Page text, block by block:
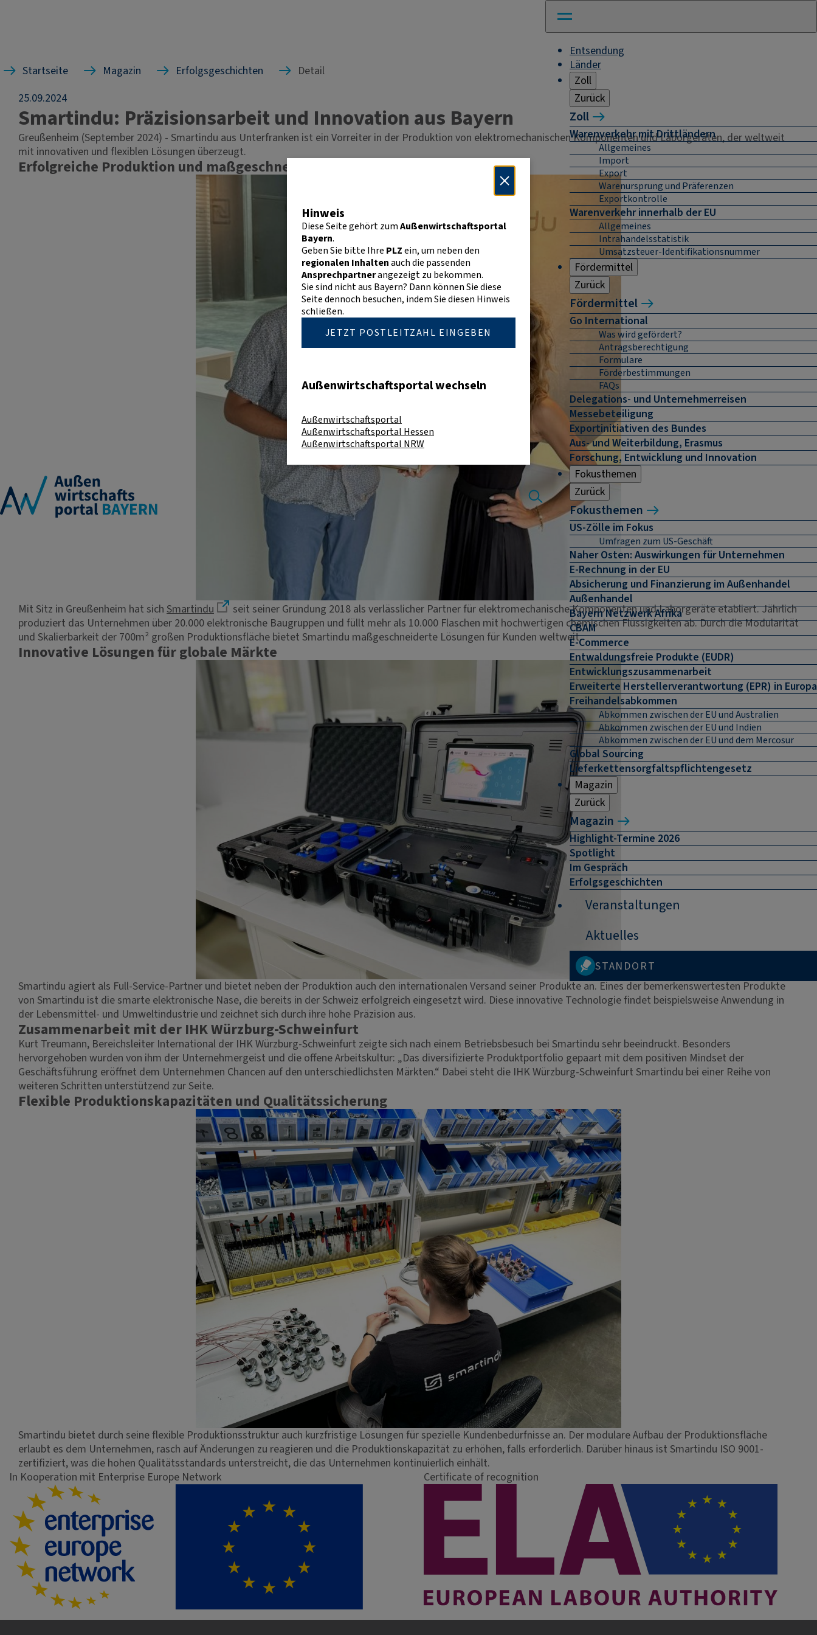
Entsendung
Länder
Zoll
Zurück
Zoll
Warenverkehr mit Drittländern
Allgemeines
Import
Export
Warenursprung und Präferenzen
Exportkontrolle
Warenverkehr innerhalb der EU
Allgemeines
Intrahandelsstatistik
Umsatzsteuer-Identifikationsnummer
Fördermittel
Zurück
Fördermittel
Go International
Was wird gefördert?
Antragsberechtigung
Formulare
Förderbestimmungen
FAQs
Delegations- und Unternehmerreisen
Messebeteiligung
Exportinitiativen des Bundes
Aus- und Weiterbildung, Erasmus
Forschung, Entwicklung und Innovation
Fokusthemen
Zurück
Fokusthemen
US-Zölle im Fokus
Umfragen zum US-Geschäft
Naher Osten: Auswirkungen für Unternehmen
E-Rechnung in der EU
Absicherung und Finanzierung im Außenhandel
Außenhandel
Bayern Netzwerk Afrika
CBAM
E-Commerce
Entwaldungsfreie Produkte (EUDR)
Entwicklungszusammenarbeit
Erweiterte Herstellerverantwortung (EPR) in Europa
Freihandelsabkommen
Abkommen zwischen der EU und Australien
Abkommen zwischen der EU und Indien
Abkommen zwischen der EU und dem Mercosur
Global Sourcing
Lieferkettensorgfaltspflichtengesetz
Magazin
Zurück
Magazin
Highlight-Termine 2026
Spotlight
Im Gespräch
Erfolgsgeschichten
Veranstaltungen
Aktuelles
STANDORT
Startseite Magazin Erfolgsgeschichten
Detail
25.09.2024
Smartindu: Präzisionsarbeit und Innovation aus Bayern
Greußenheim (September 2024) - Smartindu aus Unterfranken ist ein Vorreiter in der Produktion von elektromechanischen Komponenten und Laborgeräten, der weltweit
mit innovativen und flexiblen Lösungen überzeugt.
Erfolgreiche Produktion und maßgeschneiderte Lösungen
Mit Sitz in Greußenheim hat sich Smartindu
seit seiner Gründung 2018 als verlässlicher Partner für elektromechanische Komponenten und Laborgeräte etabliert. Jährlich
produziert das Unternehmen über 20.000 elektronische Baugruppen und füllt mehr als 10.000 Flaschen mit hochwertigen chemischen Flüssigkeiten ab. Durch die Modularität
und Skalierbarkeit der 700m² großen Produktionsfläche bietet Smartindu maßgeschneiderte Lösungen für Kunden weltweit.
Innovative Lösungen für globale Märkte
Smartindu agiert als Full-Service-Partner und bietet neben der Produktion auch den internationalen Versand seiner Produkte an. Eines der bemerkenswertesten Produkte
von Smartindu ist die smarte elektronische Nase, die bereits in der Schweiz erfolgreich eingesetzt wird. Diese innovative Technologie findet beispielsweise Anwendung in
der Lebensmittel- und Umweltindustrie und zeichnet sich durch ihre hohe Präzision aus.
Zusammenarbeit mit der IHK Würzburg-Schweinfurt
Kurt Treumann, Bereichsleiter International der IHK Würzburg-Schweinfurt zeigte sich nach einem Betriebsbesuch bei Smartindu sehr beeindruckt. Besonders
hervorgehoben wurden von ihm der Unternehmergeist und die offene Arbeitskultur: „Das diversifizierte Produktportfolio gepaart mit dem positiven Mindset der
Geschäftsführung eröffnet dem Unternehmen Chancen auf den unterschiedlichsten Märkten.“ Dabei steht die IHK Würzburg-Schweinfurt Smartindu bei einer Reihe von
weiteren Schritten unterstützend zur Seite.
Flexible Produktionskapazitäten und Qualitätssicherung
Smartindu bietet durch seine flexible Produktionsstruktur auch kurzfristige Lösungen für spezielle Kundenbedürfnisse an. Der modulare Aufbau der Produktionsfläche
erlaubt es dem Unternehmen, rasch auf Änderungen zu reagieren und die Produktionskapazität zu erhöhen, falls erforderlich. Darüber hinaus ist Smartindu ISO 9001-
zertifiziert, was die hohen Qualitätsstandards unterstreicht, die das Unternehmen kontinuierlich einhält.
In Kooperation mit Enterprise Europe Network
Certificate of recognition
Hinweis
Diese Seite gehört zumAußenwirtschaftsportal
Bayern.
Geben Sie bitte Ihre PLZein, um neben den
regionalen Inhaltenauch die passenden
Ansprechpartnerangezeigt zu bekommen.
Sie sind nicht aus Bayern? Dann können Sie diese
Seite dennoch besuchen, indem Sie diesen Hinweis
schließen.
JETZT POSTLEITZAHL EINGEBEN
Außenwirtschaftsportal wechseln
Außenwirtschaftsportal
Außenwirtschaftsportal Hessen
Außenwirtschaftsportal NRW